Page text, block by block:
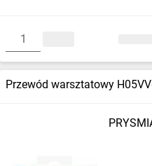
Przewód warsztatowy